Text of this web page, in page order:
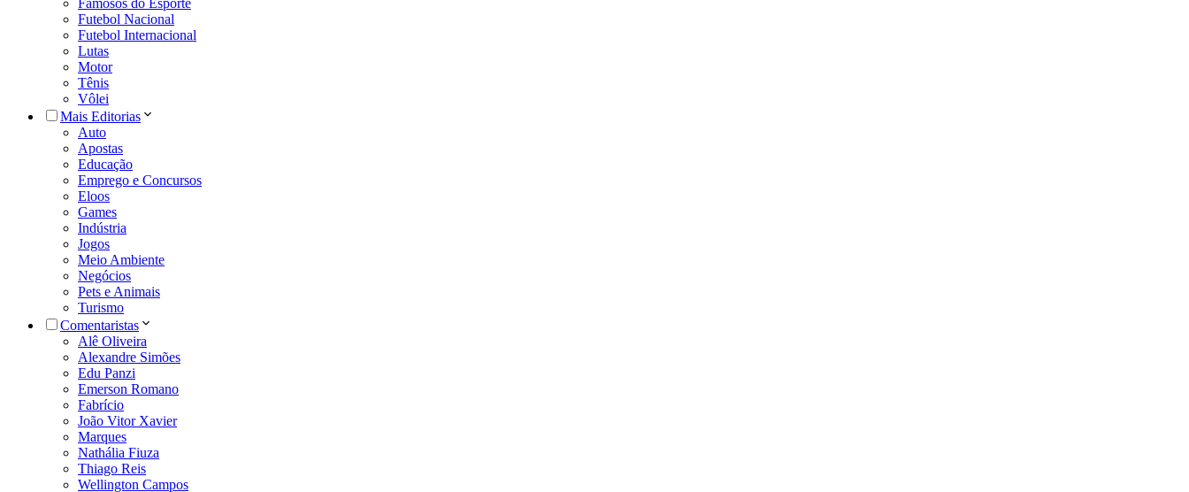
Futebol Nacional
Futebol Internacional
Lutas
Motor
Tênis
Vôlei
Mais Editorias
Auto
Apostas
Educação
Emprego e Concursos
Eloos
Games
Indústria
Jogos
Meio Ambiente
Negócios
Pets e Animais
Turismo
Comentaristas
Alê Oliveira
Alexandre Simões
Edu Panzi
Emerson Romano
Fabrício
João Vitor Xavier
Marques
Nathália Fiuza
Thiago Reis
Wellington Campos